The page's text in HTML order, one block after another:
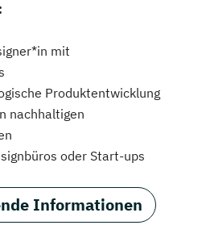
mit
Produktentwicklung
nachhaltigen
oder Start-ups
Informationen